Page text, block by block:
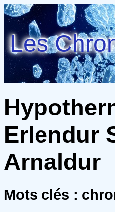
Les
Erlendur
Arnaldur
Mots clés :